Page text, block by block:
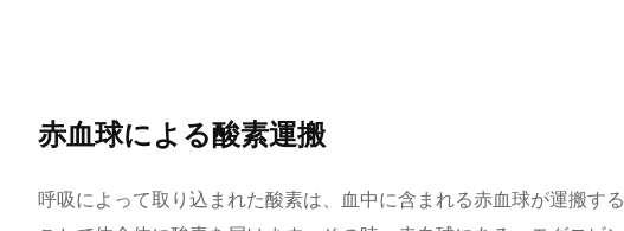
赤血球による酸素運搬
呼吸によって取り込まれた酸素は、血中に含まれる赤血球が運搬する